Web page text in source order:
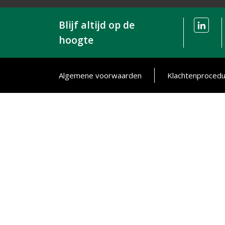
Blijf altijd op de
hoogte
Algemene voorwaarden